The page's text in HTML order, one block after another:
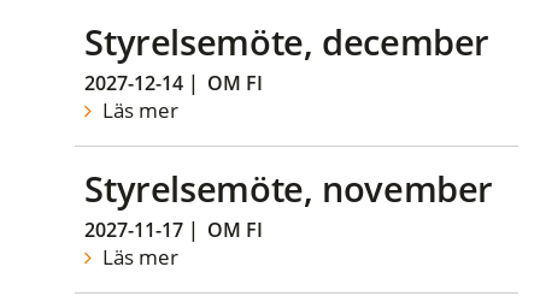
Styrelsemöte, december
2027-12-14 | OM FI
Läs mer
Styrelsemöte, november
2027-11-17 | OM FI
Läs mer